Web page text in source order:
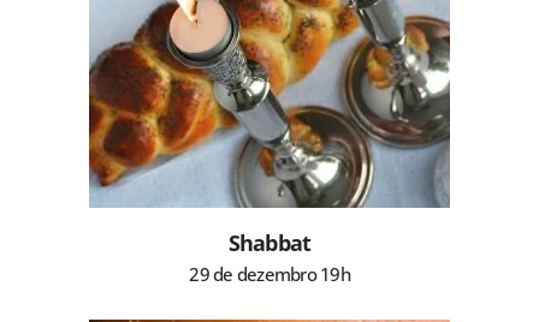
Shabbat
29 de dezembro 19h